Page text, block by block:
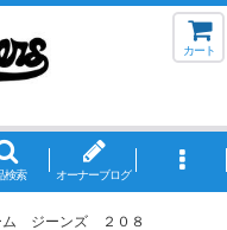
カート
検索 オーナーブログ
ム ジーンズ ２０８